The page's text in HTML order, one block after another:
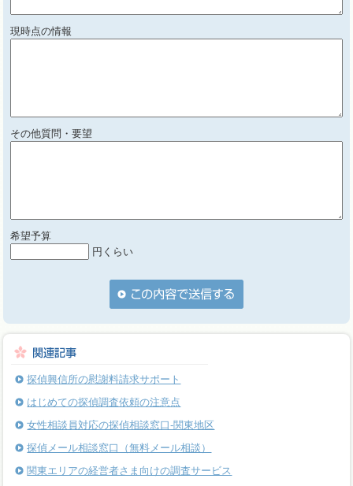
現時点の情報
その他質問・要望
希望予算
円くらい
探偵興信所の慰謝料請求サポート
はじめての探偵調査依頼の注意点
女性相談員対応の探偵相談窓口-関東地区
探偵メール相談窓口（無料メール相談）
関東エリアの経営者さま向けの調査サービス